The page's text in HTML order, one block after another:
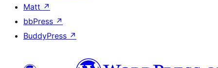
Matt ↗
bbPress ↗
BuddyPress ↗